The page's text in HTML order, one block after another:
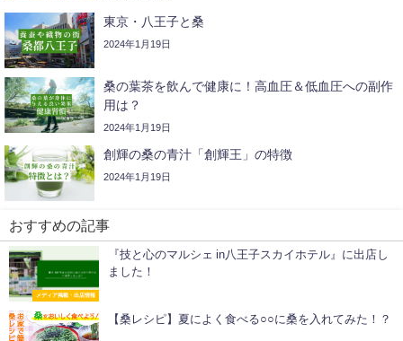
東京・八王子と桑
2024年1月19日
桑の葉茶を飲んで健康に！高血圧＆低血圧への副作
用は？
2024年1月19日
創輝の桑の青汁「創輝王」の特徴
2024年1月19日
おすすめの記事
メディア掲載・出店情報
『技と心のマルシェ in八王子スカイホテル』に出店し
ました！
【桑レシピ】夏によく食べる○○に桑を入れてみた！？